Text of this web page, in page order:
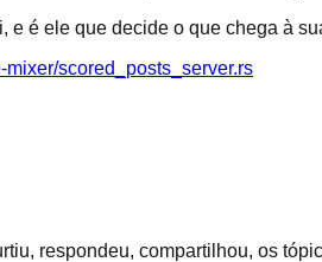
é ele que decide o que chega à
mixer/scored_posts_server.rs
respondeu, compartilhou, os